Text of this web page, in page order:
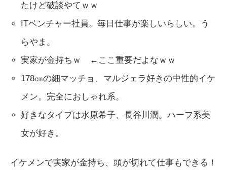
たけど破談やてｗｗ
ITベンチャー社員。毎日仕事が楽しいらしい。う
らやま。
実家が金持ちｗ ←ここ重要だよなｗｗ
178㎝の細マッチョ、マルジェラ好きの中性的イケ
メン。完全におしゃれ系。
好きなタイプは水原希子、長谷川潤。ハーフ系美
女が好き。
イケメンで実家が金持ち、頭が切れて仕事もできる！